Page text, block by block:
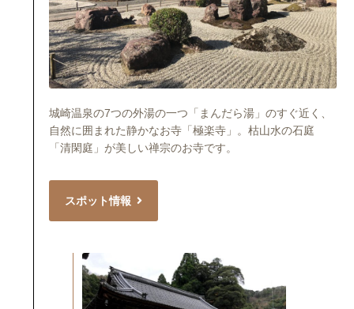
城崎温泉の7つの外湯の一つ「まんだら湯」のすぐ近く、
自然に囲まれた静かなお寺「極楽寺」。枯山水の石庭
「清閑庭」が美しい禅宗のお寺です。
スポット情報